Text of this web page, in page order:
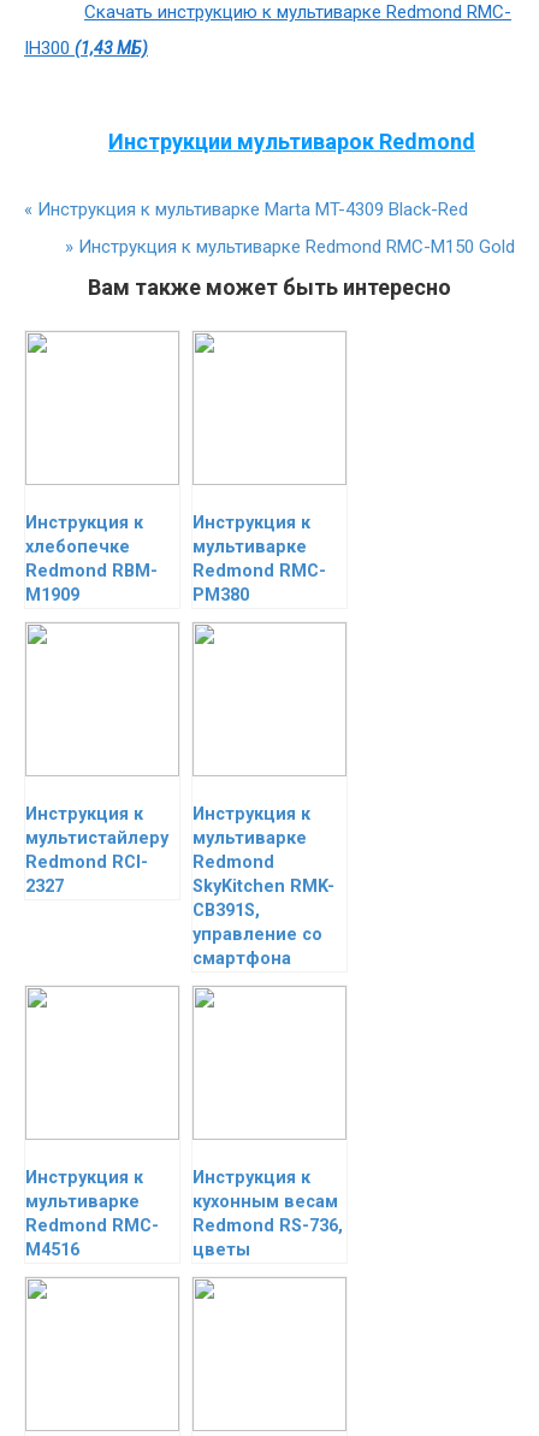
Скачать инструкцию к мультиварке Redmond RMС-
IH300 (1,43 МБ)
Инструкции мультиварок Redmond
« Инструкция к мультиварке Marta MT-4309 Black-Red
» Инструкция к мультиварке Redmond RMC-M150 Gold
Вам также может быть интересно
Инструкция к
хлебопечке
Redmond RBM-
M1909
Инструкция к
мультиварке
Redmond RMC-
PM380
Инструкция к
мультистайлеру
Redmond RCI-
2327
Инструкция к
мультиварке
Redmond
SkyKitchen RMK-
CB391S,
управление со
смартфона
Инструкция к
мультиварке
Redmond RMC-
M4516
Инструкция к
кухонным весам
Redmond RS-736,
цветы